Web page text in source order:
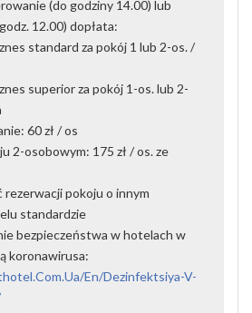
(do godziny 14.00) lub
12.00) dopłata:
standard za pokój 1 lub 2-os. /
superior za pokój 1-os. lub 2-
60 zł / os
2-osobowym: 175 zł / os. ze
pokoju o innym
standardzie
bezpieczeństwa w hotelach w
koronawirusa:
en/dezinfektsiya-V-